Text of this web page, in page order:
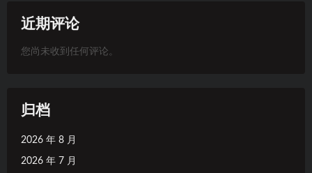
近期评论
您尚未收到任何评论。
归档
2026 年 8 月
2026 年 7 月